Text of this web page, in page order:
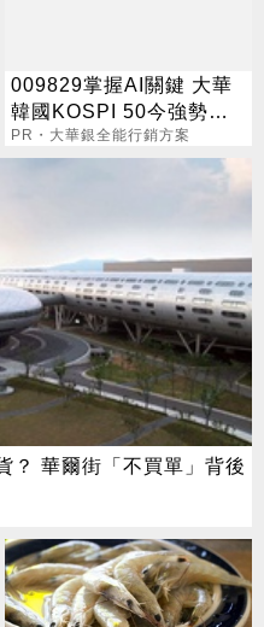
009829掌握AI關鍵 大華
韓國KOSPI 50今強勢開
募
PR・大華銀全能行銷方案
？ 華爾街「不買單」背後